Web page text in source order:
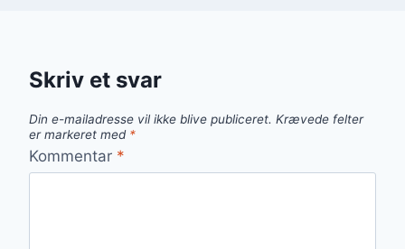
Skriv et svar
Din e-mailadresse vil ikke blive publiceret. Krævede felter
er markeret med *
Kommentar *